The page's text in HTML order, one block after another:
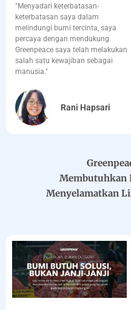
"Menyadari keterbatasan-
keterbatasan saya dalam
melindungi bumi tercinta, saya
percaya dengan mendukung
Greenpeace saya telah melakukan
salah satu kewajiban sebagai
manusia."
Rani Hapsari
Membutuhkan
Menyelamatkan